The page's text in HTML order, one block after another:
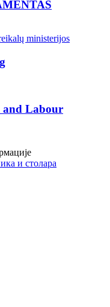
ministerijos
and Labour